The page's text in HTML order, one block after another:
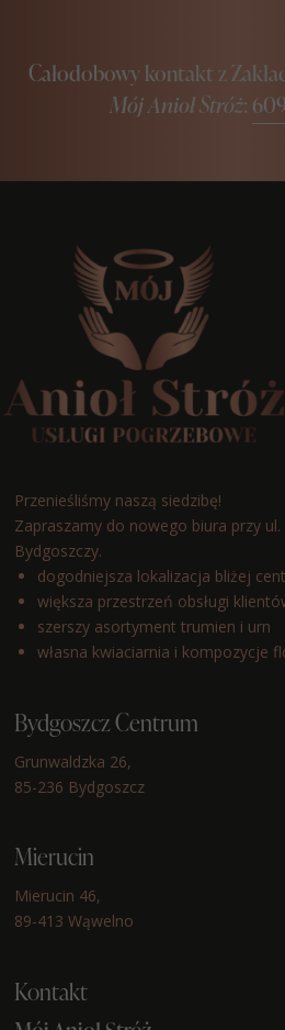
Całodobowy kontakt z
Mój Anioł Stróż:
Przenieśliśmy naszą siedzibę!
Zapraszamy do nowego biura przy
Bydgoszczy.
dogodniejsza lokalizacja bliżej
większa przestrzeń obsługi
szerszy asortyment trumien i urn
własna kwiaciarnia i kompozycje
Bydgoszcz Centrum
Grunwaldzka 26,
85-236 Bydgoszcz
Mierucin
Mierucin 46,
89-413 Wąwelno
Kontakt